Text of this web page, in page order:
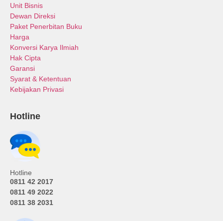
Unit Bisnis
Dewan Direksi
Paket Penerbitan Buku
Harga
Konversi Karya Ilmiah
Hak Cipta
Garansi
Syarat & Ketentuan
Kebijakan Privasi
Hotline
Hotline
0811 42 2017
0811 49 2022
0811 38 2031